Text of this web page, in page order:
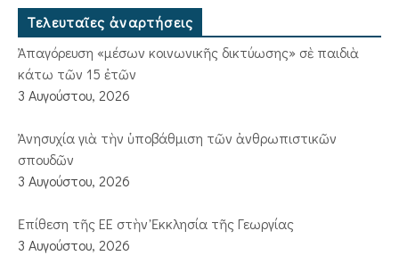
Τελευταῖες ἀναρτήσεις
Ἀπαγόρευση «μέσων κοινωνικῆς δικτύωσης» σὲ παιδιὰ
κάτω τῶν 15 ἐτῶν
3 Αυγούστου, 2026
Ἀνησυχία γιὰ τὴν ὑποβάθμιση τῶν ἀνθρωπιστικῶν
σπουδῶν
3 Αυγούστου, 2026
Ἐπίθεση τῆς ΕΕ στὴν Ἐκκλησία τῆς Γεωργίας
3 Αυγούστου, 2026